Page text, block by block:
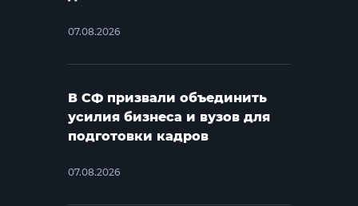
07.08.2026
В СФ призвали объединить
усилия бизнеса и вузов для
подготовки кадров
07.08.2026